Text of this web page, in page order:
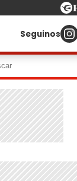
Seguinos